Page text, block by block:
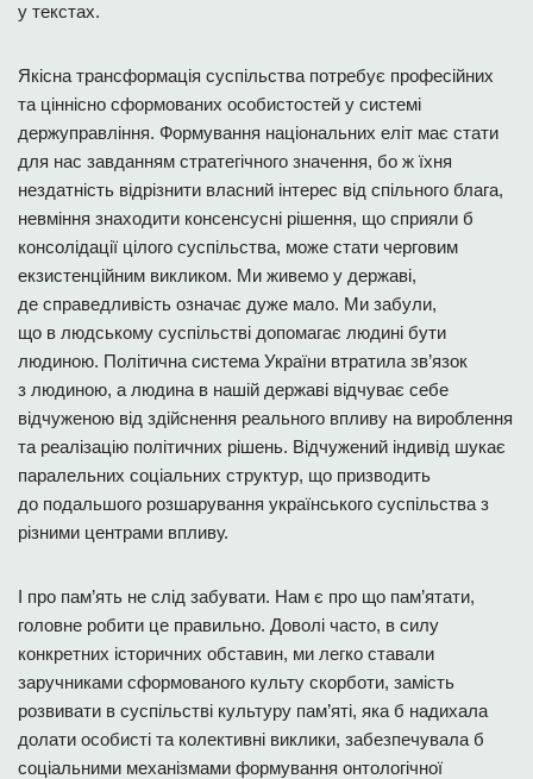
у текстах.
Якісна трансформація суспільства потребує професійних
та ціннісно сформованих особистостей у системі
держуправління. Формування національних еліт має стати
для нас завданням стратегічного значення, бо ж їхня
нездатність відрізнити власний інтерес від спільного блага,
невміння знаходити консенсусні рішення, що сприяли б
консолідації цілого суспільства, може стати черговим
екзистенційним викликом. Ми живемо у державі,
де справедливість означає дуже мало. Ми забули,
що в людському суспільстві допомагає людині бути
людиною. Політична система України втратила зв’язок
з людиною, а людина в нашій державі відчуває себе
відчуженою від здійснення реального впливу на вироблення
та реалізацію політичних рішень. Відчужений індивід шукає
паралельних соціальних структур, що призводить
до подальшого розшарування українського суспільства з
різними центрами впливу.
І про пам’ять не слід забувати. Нам є про що пам’ятати,
головне робити це правильно. Доволі часто, в силу
конкретних історичних обставин, ми легко ставали
заручниками сформованого культу скорботи, замість
розвивати в суспільстві культуру пам’яті, яка б надихала
долати особисті та колективні виклики, забезпечувала б
соціальними механізмами формування онтологічної